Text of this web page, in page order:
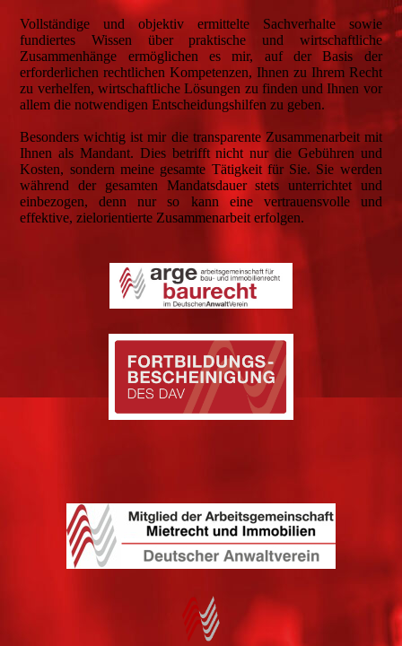
Vollständige und objektiv ermittelte Sachverhalte sowie
fundiertes Wissen über praktische und wirtschaftliche
Zusammenhänge ermöglichen es mir, auf der Basis der
erforderlichen rechtlichen Kompetenzen, Ihnen zu Ihrem Recht
zu verhelfen, wirtschaftliche Lösungen zu finden und Ihnen vor
allem die notwendigen Entscheidungshilfen zu geben.
Besonders wichtig ist mir die transparente Zusammenarbeit mit
Ihnen als Mandant. Dies betrifft nicht nur die Gebühren und
Kosten, sondern meine gesamte Tätigkeit für Sie. Sie werden
während der gesamten Mandatsdauer stets unterrichtet und
einbezogen, denn nur so kann eine vertrauensvolle und
effektive, zielorientierte Zusammenarbeit erfolgen.